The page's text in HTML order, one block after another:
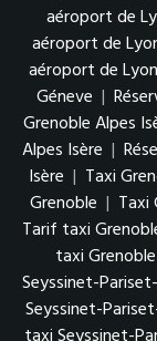
aéroport de
aéroport de
aéroport de
Géneve |
Grenoble Alpes
Alpes Isère |
Isère | Taxi
Grenoble | Taxi
Tarif taxi
taxi
Seyssinet-
Seyssinet-